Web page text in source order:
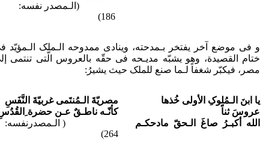
(الـمصدر نفسه:
186)
و فی موضع آخر یفتخر بـمدحته، وینادی ممدوحه الـملک الـمؤیّد
ختام القصیدة، وهو یشبّه مدیـحه فی حقّه بالعروس الّتی تنتمی
مصر، فیکبّر شغفاً لـما صنع للملک حیث یشیرُ:
یا ابنَ الـمُلوکِ الأولى خُذها
عروسَ ثناً
الله أکبـرُ صاغَ الـحقّ مادحکـم
مصریّةَ الـمُنتَمى غربیّةَ النَّفَسِ
کأنّـه ناطـقٌ عـن حضرة
( الـمصدرنفسه:
264)